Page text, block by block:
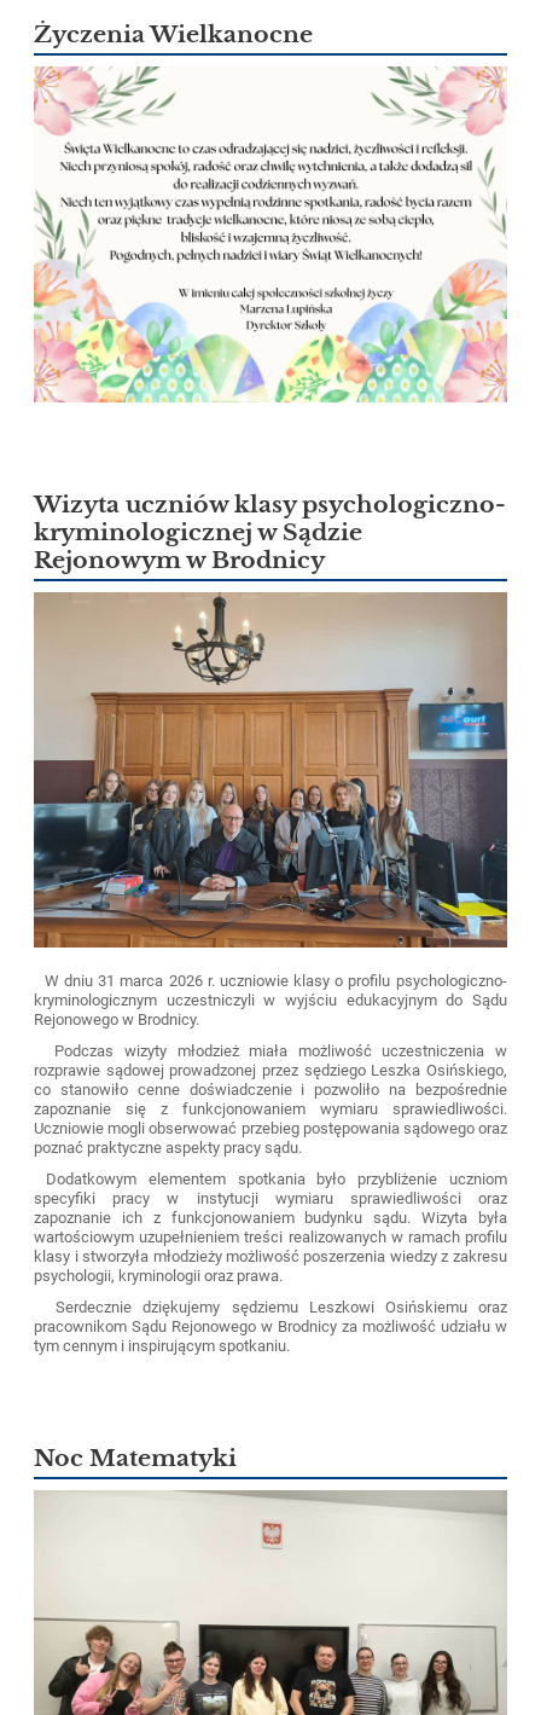
Życzenia Wielkanocne
Wizyta uczniów klasy psychologiczno-
kryminologicznej w Sądzie
Rejonowym w Brodnicy
W dniu 31 marca 2026 r. uczniowie klasy o profilu psychologiczno-
kryminologicznym uczestniczyli w wyjściu edukacyjnym do Sądu
Rejonowego w Brodnicy.
Podczas wizyty młodzież miała możliwość uczestniczenia w
rozprawie sądowej prowadzonej przez sędziego Leszka Osińskiego,
co stanowiło cenne doświadczenie i pozwoliło na bezpośrednie
zapoznanie się z funkcjonowaniem wymiaru sprawiedliwości.
Uczniowie mogli obserwować przebieg postępowania sądowego oraz
poznać praktyczne aspekty pracy sądu.
Dodatkowym elementem spotkania było przybliżenie uczniom
specyfiki pracy w instytucji wymiaru sprawiedliwości oraz
zapoznanie ich z funkcjonowaniem budynku sądu. Wizyta była
wartościowym uzupełnieniem treści realizowanych w ramach profilu
klasy i stworzyła młodzieży możliwość poszerzenia wiedzy z zakresu
psychologii, kryminologii oraz prawa.
Serdecznie dziękujemy sędziemu Leszkowi Osińskiemu oraz
pracownikom Sądu Rejonowego w Brodnicy za możliwość udziału w
tym cennym i inspirującym spotkaniu.
Noc Matematyki